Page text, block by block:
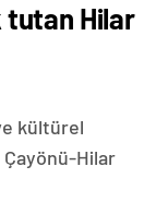
tutan Hilar
kültürel
Çayönü-Hilar